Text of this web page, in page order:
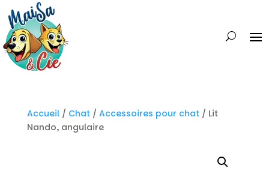
Accueil/ Chat/ Accessoires pour chat/ Lit
Nando, angulaire